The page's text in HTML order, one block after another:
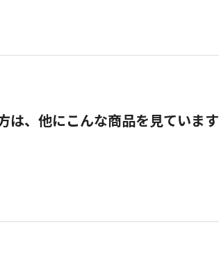
は、他にこんな商品を見ています